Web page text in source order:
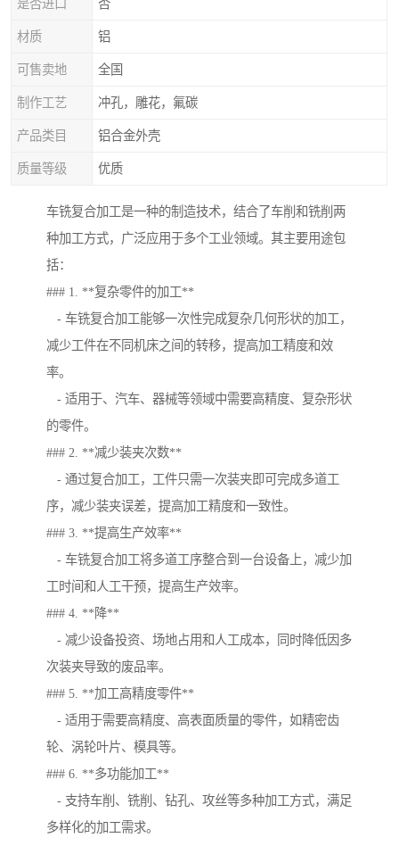
是否进口 否
材质 铝
可售卖地 全国
制作工艺 冲孔，雕花，氟碳
产品类目 铝合金外壳
质量等级 优质
车铣复合加工是一种的制造技术，结合了车削和铣削两
种加工方式，广泛应用于多个工业领域。其主要用途包
括：
### 1. **复杂零件的加工**
- 车铣复合加工能够一次性完成复杂几何形状的加工，
减少工件在不同机床之间的转移，提高加工精度和效
率。
- 适用于、汽车、器械等领域中需要高精度、复杂形状
的零件。
### 2. **减少装夹次数**
- 通过复合加工，工件只需一次装夹即可完成多道工
序，减少装夹误差，提高加工精度和一致性。
### 3. **提高生产效率**
- 车铣复合加工将多道工序整合到一台设备上，减少加
工时间和人工干预，提高生产效率。
### 4. **降**
- 减少设备投资、场地占用和人工成本，同时降低因多
次装夹导致的废品率。
### 5. **加工高精度零件**
- 适用于需要高精度、高表面质量的零件，如精密齿
轮、涡轮叶片、模具等。
### 6. **多功能加工**
- 支持车削、铣削、钻孔、攻丝等多种加工方式，满足
多样化的加工需求。